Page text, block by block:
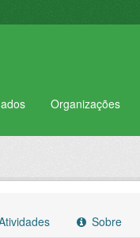
Organizações
Sobre